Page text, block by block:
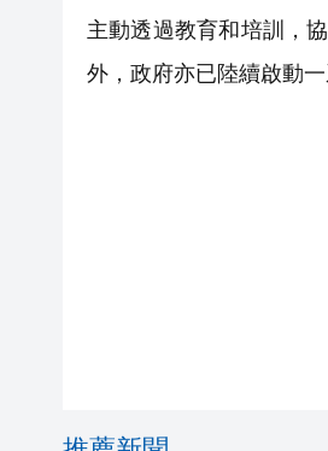
主動透過教育和培訓，
外，政府亦已陸續啟動